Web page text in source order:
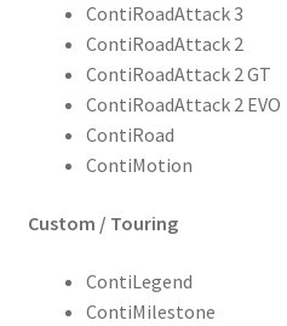
KontaktContiRoadAttack 3
ContiRoadAttack 2
ContiRoadAttack 2 GT
ContiRoadAttack 2 EVO
ContiRoad
ContiMotion
Custom / Touring
ContiLegend
ContiMilestone